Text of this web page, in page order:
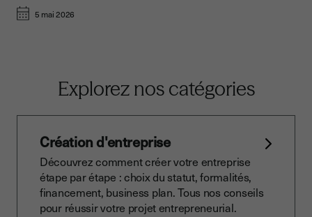
5 mai 2026
Explorez nos catégories
Création d'entreprise
Découvrez comment créer votre entreprise
étape par étape : choix du statut, formalités,
financement, business plan. Tous nos conseils
pour réussir votre projet entrepreneurial.